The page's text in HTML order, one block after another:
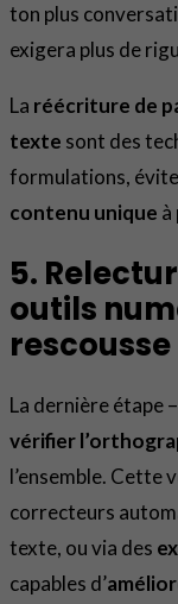
ton plus
exigera plus de
La réécriture de
texte sont des
formulations,
contenu unique à
5.
outils
rescousse
La dernière étape
vérifier
l’ensemble. Cette
correcteurs
texte, ou via des
capables d’